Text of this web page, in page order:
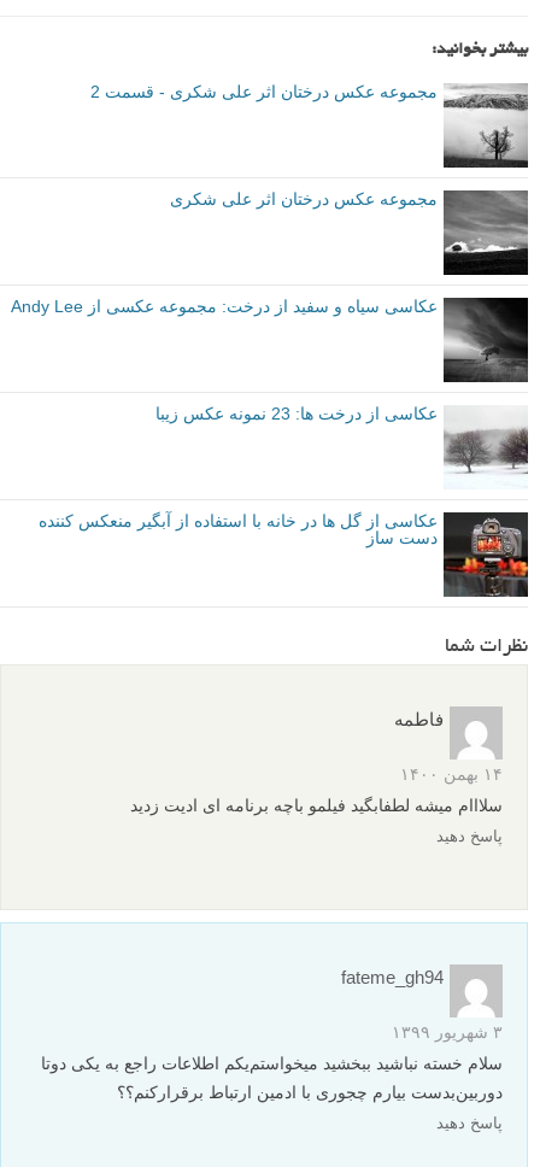
بیشتر بخوانید:
مجموعه عکس درختان اثر علی شکری - قسمت 2
مجموعه عکس درختان اثر علی شکری
عکاسی سیاه و سفید از درخت: مجموعه عکسی از Andy Lee
عکاسی از درخت ها: 23 نمونه عکس زیبا
عکاسی از گل ها در خانه با استفاده از آبگیر منعکس کننده
دست ساز
نظرات شما
فاطمه
۱۴ بهمن ۱۴۰۰
سلااام میشه لطفابگید فیلمو باچه برنامه ای ادیت زدید
پاسخ دهید
fateme_gh94
۳ شهریور ۱۳۹۹
سلام خسته نباشید ببخشید میخواستم‌یکم اطلاعات راجع به یکی دوتا
دوربین‌بدست بیارم چجوری با ادمین ارتباط برقرار‌کنم؟؟
پاسخ دهید